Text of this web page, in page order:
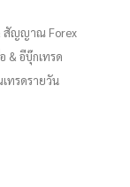
สัญญาณ Forex
& อีบุ๊กเทรด
รดรายวัน